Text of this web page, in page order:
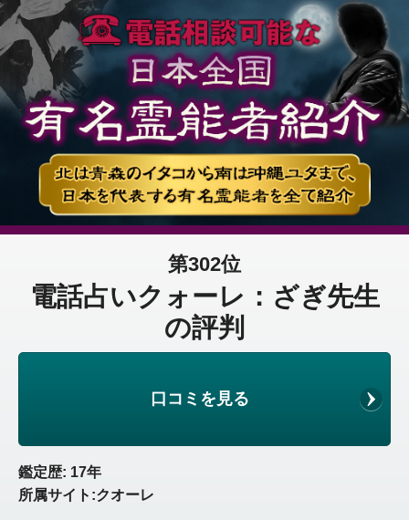
第302位
電話占いクォーレ：ざぎ先生
の評判
口コミを見る
鑑定歴: 17年
所属サイト:クオーレ